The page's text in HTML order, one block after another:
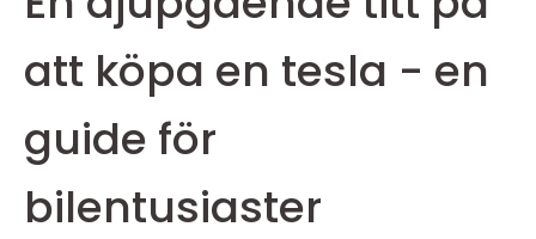
att köpa en tesla - en
guide för
bilentusiaster